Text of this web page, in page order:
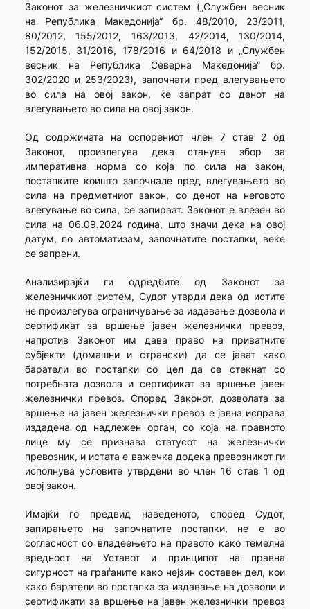
Законот за железничкиот систем („Службен весник
на Република Македонија“ бр. 48/2010, 23/2011,
80/2012, 155/2012, 163/2013, 42/2014, 130/2014,
152/2015, 31/2016, 178/2016 и 64/2018 и „Службен
весник на Република Северна Македонија“ бр.
302/2020 и 253/2023), започнати пред влегувањето
во сила на овој закон, ќе запрат со денот на
влегувањето во сила на овој закон.
Од содржината на оспорениот член 7 став 2 од
Законот, произлегува дека станува збор за
императивна норма со која по сила на закон,
постапките коишто започнале пред влегувањето во
сила на предметниот закон, со денот на неговото
влегување во сила, се запираат. Законот е влезен во
сила на 06.09.2024 година, што значи дека на овој
датум, по автоматизам, започнатите постапки, веќе
се запрени.
Анализирајќи ги одредбите од Законот за
железничкиот систем, Судот утврди дека од истите
не произлегува ограничување за издавање дозвола и
сертификат за вршење јавен железнички превоз,
напротив Законот им дава право на приватните
субјекти (домашни и странски) да се јават како
баратели во постапки со цел да се стекнат со
потребната дозвола и сертификат за вршење јавен
железнички превоз. Според Законот, дозволата за
вршење на јавен железнички превоз е јавна исправа
издадена од надлежен орган, со која на правното
лице му се признава статусот на железнички
превозник, и истата е важечка додека превозникот ги
исполнува условите утврдени во член 16 став 1 од
овoj закон.
Имајќи го предвид наведеното, според Судот,
запирањето на започнатите постапки, не е во
согласност со владеењето на правото како темелна
вредност на Уставот и принципот на правна
сигурност на граѓаните како нејзин составен дел, кои
како баратели во постапка за издавање на дозволи и
сертификати за вршење на јавен железнички превоз